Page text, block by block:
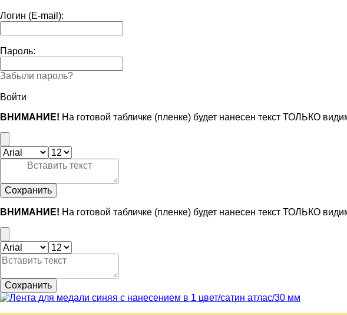
Логин (E-mail):
Пароль:
Забыли пароль?
Войти
ВНИМАНИЕ! На готовой табличке (пленке) будет нанесен текст ТОЛЬКО
Сохранить
ВНИМАНИЕ! На готовой табличке (пленке) будет нанесен текст ТОЛЬКО
Сохранить